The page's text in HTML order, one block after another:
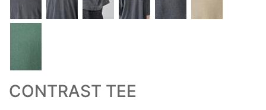
CONTRAST TEE